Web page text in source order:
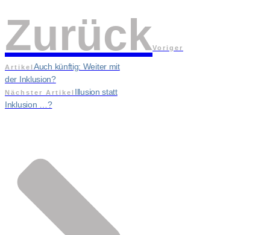
ZurückVoriger
Artikel Auch künftig: Weiter mit
der Inklusion?
Nächster Artikel Illusion statt
Inklusion …?